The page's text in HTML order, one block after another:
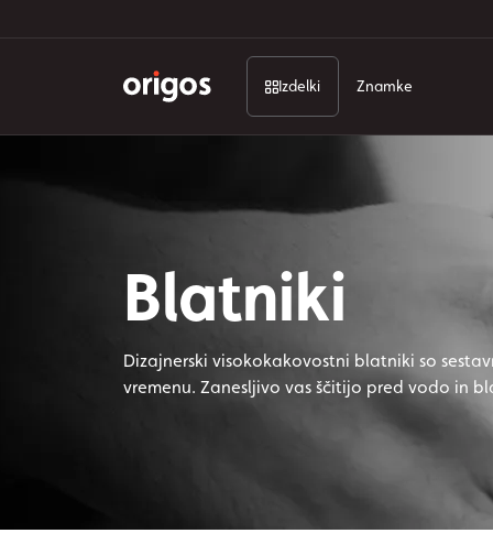
Izdelki Znamke
Blatniki
Dizajnerski visokokakovostni blatniki so
vremenu. Zanesljivo vas ščitijo pred vodo in